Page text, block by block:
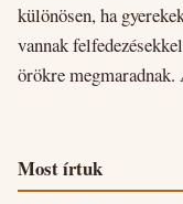
különösen, ha
vannak
örökre megmaradnak.
Most írtuk